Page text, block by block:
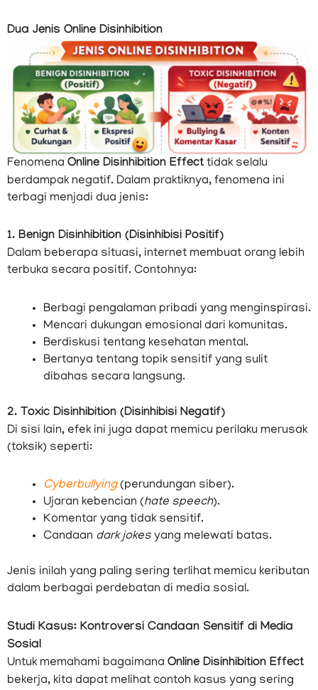
Dua Jenis Online Disinhibition
Fenomena Online Disinhibition Effect tidak selalu
berdampak negatif. Dalam praktiknya, fenomena ini
terbagi menjadi dua jenis:
1. Benign Disinhibition (Disinhibisi Positif)
Dalam beberapa situasi, internet membuat orang lebih
terbuka secara positif. Contohnya:
Berbagi pengalaman pribadi yang menginspirasi.
Mencari dukungan emosional dari komunitas.
Berdiskusi tentang kesehatan mental.
Bertanya tentang topik sensitif yang sulit
dibahas secara langsung.
2. Toxic Disinhibition (Disinhibisi Negatif)
Di sisi lain, efek ini juga dapat memicu perilaku merusak
(toksik) seperti:
Cyberbullying(perundungan siber).
Ujaran kebencian (hate speech).
Komentar yang tidak sensitif.
Candaan dark jokes yang melewati batas.
Jenis inilah yang paling sering terlihat memicu keributan
dalam berbagai perdebatan di media sosial.
Studi Kasus: Kontroversi Candaan Sensitif di Media
Sosial
Untuk memahami bagaimana Online Disinhibition Effect
bekerja, kita dapat melihat contoh kasus yang sering